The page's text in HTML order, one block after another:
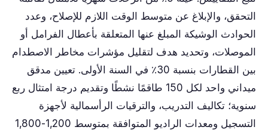
التحقق، والإبلاغ عن متوسط ​​الوقت اللازم للإصلاح، وعدد
الحوادث الوشيكة المبلغ عنها المتعلقة بأعطال الفرامل أو
الموصلات، وتحديد هدف لتقليل مؤشرات مخاطر الاصطدام
بين القطارات بنسبة 30٪ في السنة الأولى. تعيين مدقق
ميداني واحد لكل 150 طاقمًا نشطًا وتقديم درجة امتثال ربع
سنوية؛ تكاليف التدريب، والترقيات الرأسمالية لأجهزة
التسجيل ومعدات الراديو المتوافقة بمتوسط ​​1,200-1,800